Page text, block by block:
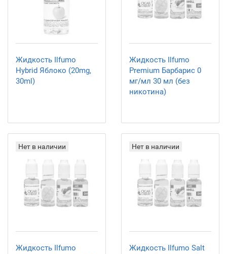
Жидкость Ilfumo
Hybrid Яблоко (20mg,
30ml)
Жидкость Ilfumo
Premium Барбарис 0
мг/мл 30 мл (без
никотина)
Нет в наличии
Жидкость Ilfumo
Нет в наличии
Жидкость Ilfumo Salt